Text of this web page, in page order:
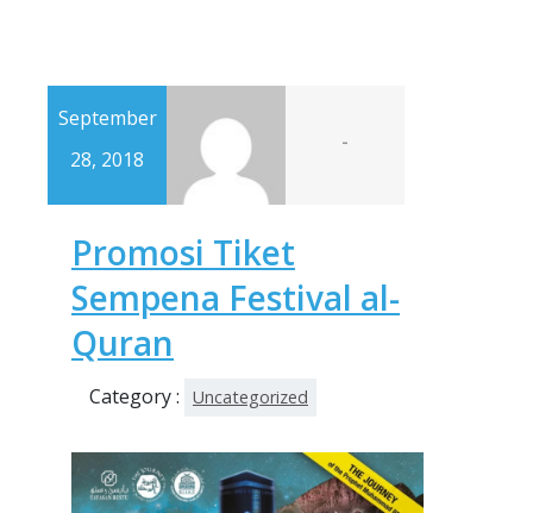
September
28, 2018
-
Promosi Tiket
Sempena Festival al-
Quran
Category : Uncategorized